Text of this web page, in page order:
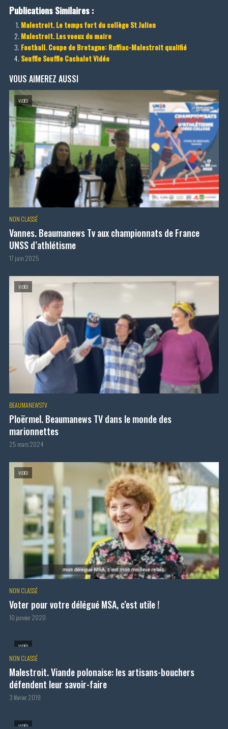
Publications Similaires :
Malestroit. Le temps fort du collège St Julien
Malestroit. Les voeux du maire
Football. Coupe de Bretagne: Ruffiac-Malestroit qualifié
Souffle Souffle Cachalot Vidéo
VOUS AIMEREZ AUSSI
VIDÉO
NON CLASSÉ
Vannes. Beaumanews Tv aux championnats de France
UNSS d’athlétisme
17 juin 2025
VIDÉO
BEAUMANEWSTV
Ploërmel. Beaumanews TV dans le monde des
marionnettes
25 mars 2024
VIDÉO
NON CLASSÉ
Voter pour votre délégué MSA, c’est utile !
10 janvier 2020
VIDÉO
NON CLASSÉ
Malestroit. Viande polonaise: les artisans-bouchers
défendent leur savoir-faire
3 février 2019
VIDÉO